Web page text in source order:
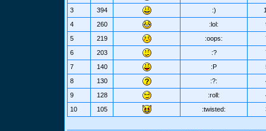
3
394 :)
4
260 :lol:
5
219 :oops:
6
203 :?
7
140 :P
8
130 :?:
9
128 :roll:
10
105 :twisted: